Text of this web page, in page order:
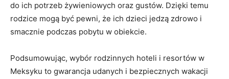
do ich potrzeb żywieniowych oraz gustów. Dzięki temu
rodzice mogą być pewni, że ich dzieci jedzą zdrowo i
smacznie podczas pobytu w obiekcie.
Podsumowując, wybór rodzinnych hoteli i resortów w
Meksyku to gwarancja udanych i bezpiecznych wakacji